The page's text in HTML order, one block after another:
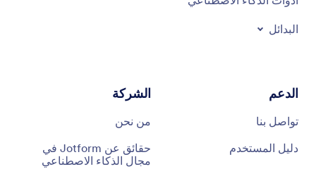
البدائل
الدعم
تواصل بنا
دليل المستخدم
الشركة
من نحن
حقائق عن Jotform في
مجال الذكاء الاصطناعي